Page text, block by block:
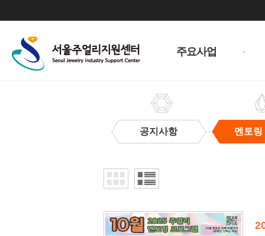
주요사업
공지사항 멘토링
링
교